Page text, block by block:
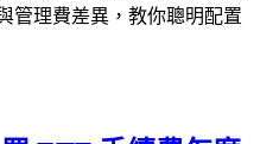
管理費差異，教你聰明配置